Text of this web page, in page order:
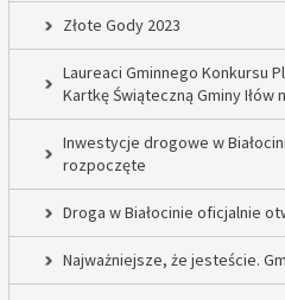
Złote Gody 2023
Laureaci Gminnego Konkursu
Kartkę Świąteczną Gminy Iłów
Inwestycje drogowe w
rozpoczęte
Droga w Białocinie oficjalnie
Najważniejsze, że jesteście.